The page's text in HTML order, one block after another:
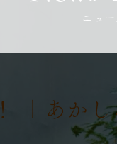
ニュ
あかし